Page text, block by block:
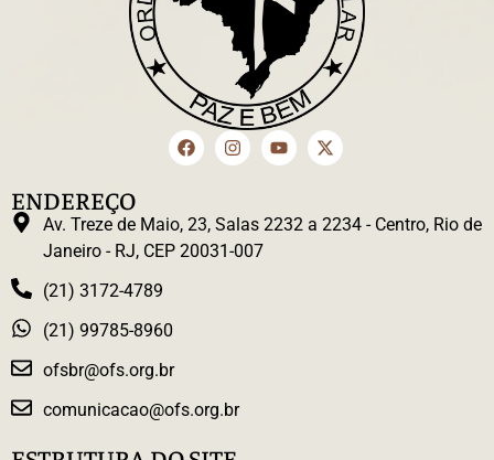
ENDEREÇO
Av. Treze de Maio, 23, Salas 2232 a 2234 - Centro, Rio de
Janeiro - RJ, CEP 20031-007
(21) 3172-4789
(21) 99785-8960
ofsbr@ofs.org.br
comunicacao@ofs.org.br